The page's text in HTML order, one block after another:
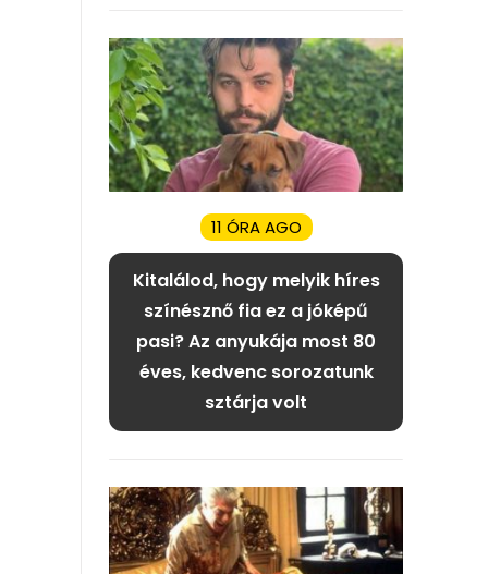
11 ÓRA AGO
Kitalálod, hogy melyik híres
színésznő fia ez a jóképű
pasi? Az anyukája most 80
éves, kedvenc sorozatunk
sztárja volt